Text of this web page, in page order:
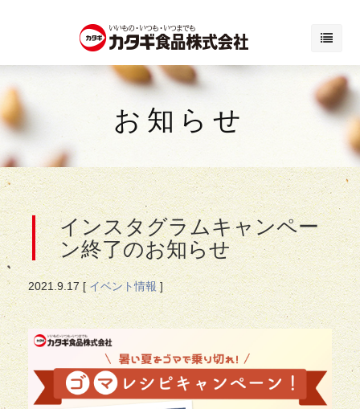
お知らせ
インスタグラムキャンペー
ン終了のお知らせ
2021.9.17[イベント情報]